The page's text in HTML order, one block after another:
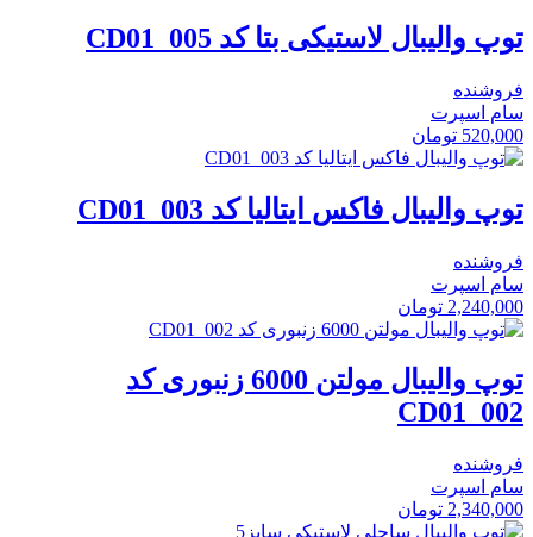
توپ والیبال لاستیکی بتا کد CD01_005
فروشنده
سام اسپرت
520,000 تومان
توپ والیبال فاکس ایتالیا کد CD01_003
فروشنده
سام اسپرت
2,240,000 تومان
توپ والیبال مولتن 6000 زنبوری کد
CD01_002
فروشنده
سام اسپرت
2,340,000 تومان